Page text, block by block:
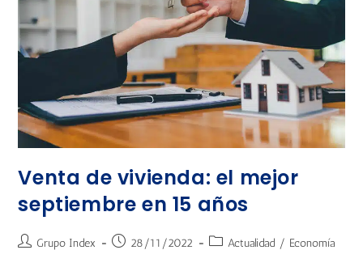
Venta de vivienda: el mejor
septiembre en 15 años
Grupo Index 28/11/2022 Actualidad / Economía